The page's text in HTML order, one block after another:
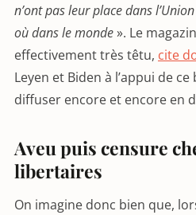
n’ont pas leur place dans
où dans le monde». Le
effectivement très têtu, cite
Leyen et Biden à l’appui de ce
diffuser encore et encore en
Aveu puis censure
libertaires
On imagine donc bien que,